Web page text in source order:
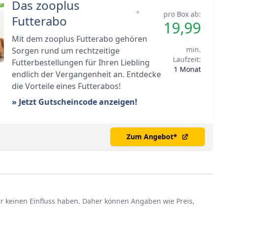
Das zooplus
Futterabo
*
Mit dem zooplus Futterabo gehören
Sorgen rund um rechtzeitige
Futterbestellungen für Ihren Liebling
endlich der Vergangenheit an. Entdecke
die Vorteile eines Futterabos!
» Jetzt Gutscheincode anzeigen!
pro Box ab:
19,99
min.
Laufzeit:
1 Monat
Zum Angebot*
Einfluss haben. Daher können Angaben wie Preis,